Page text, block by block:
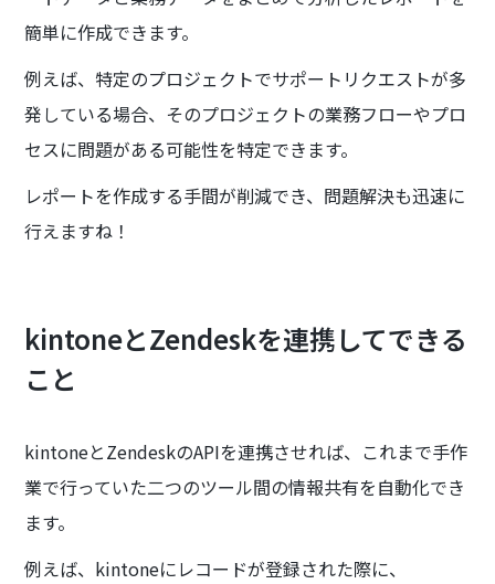
簡単に作成できます。
例えば、特定のプロジェクトでサポートリクエストが多
発している場合、そのプロジェクトの業務フローやプロ
セスに問題がある可能性を特定できます。
レポートを作成する手間が削減でき、問題解決も迅速に
行えますね！
kintoneとZendeskを連携してできる
こと
kintoneとZendeskのAPIを連携させれば、これまで手作
業で行っていた二つのツール間の情報共有を自動化でき
ます。
例えば、kintoneにレコードが登録された際に、